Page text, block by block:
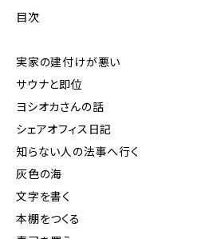
目次
実家の建付けが悪い
サウナと即位
ヨシオカさんの話
シェアオフィス日記
知らない人の法事へ行く
灰色の海
文字を書く
本棚をつくる